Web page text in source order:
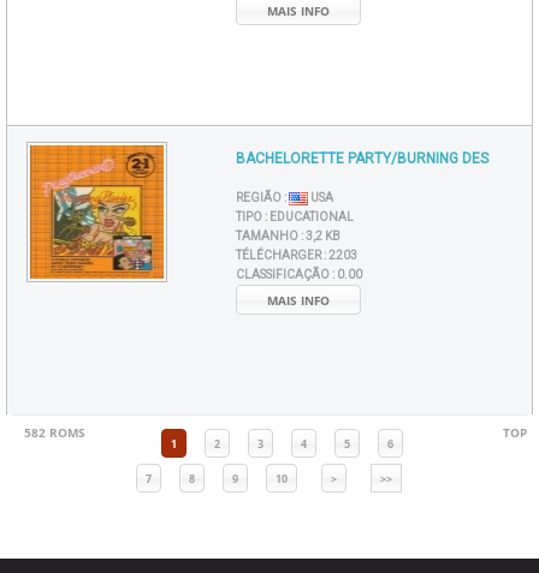
MAIS INFO
BACHELORETTE PARTY/BURNING DES
REGIÃO :
USA
TIPO : EDUCATIONAL
TAMANHO :3,2 KB
TÉLÉCHARGER :2203
CLASSIFICAÇÃO : 0.00
MAIS INFO
582 ROMS
1 2 3 4 5 6
7 8 9 10 > >>
TOP